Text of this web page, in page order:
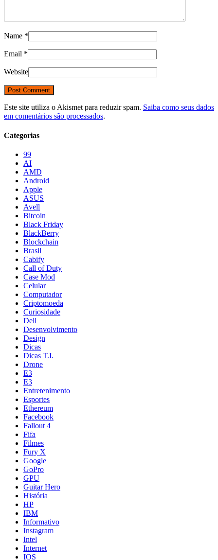
Name *
Email *
Website
Este site utiliza o Akismet para reduzir spam. Saiba como seus dados
em comentários são processados.
Categorias
99
AI
AMD
Android
Apple
ASUS
Avell
Bitcoin
Black Friday
BlackBerry
Blockchain
Brasil
Cabify
Call of Duty
Case Mod
Celular
Computador
Criptomoeda
Curiosidade
Dell
Desenvolvimento
Design
Dicas
Dicas T.I.
Drone
E3
E3
Entretenimento
Esportes
Ethereum
Facebook
Fallout 4
Fifa
Filmes
Fury X
Google
GoPro
GPU
Guitar Hero
História
HP
IBM
Informativo
Instagram
Intel
Internet
IOS